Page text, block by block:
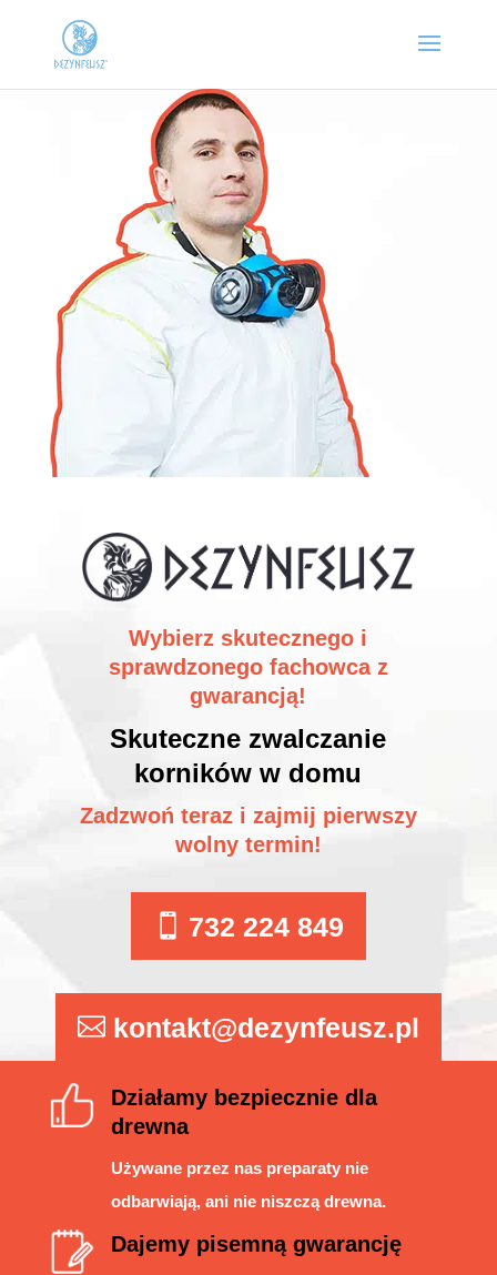
Wybierz skutecznego i
sprawdzonego fachowca z
gwarancją!
Skuteczne zwalczanie
korników w domu
Zadzwoń teraz i zajmij pierwszy
wolny termin!
732 224 849
kontakt@dezynfeusz.pl
Działamy bezpiecznie dla
drewna
Używane przez nas preparaty nie
odbarwiają, ani nie niszczą drewna.
Dajemy pisemną gwarancję